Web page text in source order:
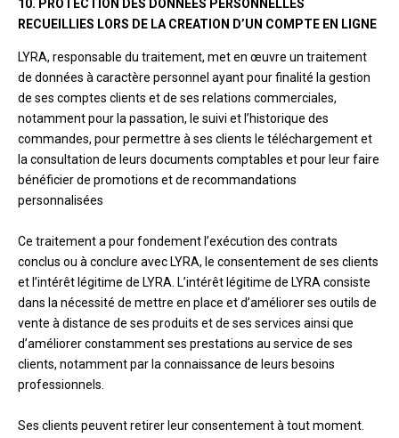
10. PROTECTION DES DONNÉES PERSONNELLES
RECUEILLIES LORS DE LA CREATION D’UN COMPTE EN LIGNE
LYRA, responsable du traitement, met en œuvre un traitement
de données à caractère personnel ayant pour finalité la gestion
de ses comptes clients et de ses relations commerciales,
notamment pour la passation, le suivi et l’historique des
commandes, pour permettre à ses clients le téléchargement et
la consultation de leurs documents comptables et pour leur faire
bénéficier de promotions et de recommandations
personnalisées
Ce traitement a pour fondement l’exécution des contrats
conclus ou à conclure avec LYRA, le consentement de ses clients
et l’intérêt légitime de LYRA. L’intérêt légitime de LYRA consiste
dans la nécessité de mettre en place et d’améliorer ses outils de
vente à distance de ses produits et de ses services ainsi que
d’améliorer constamment ses prestations au service de ses
clients, notamment par la connaissance de leurs besoins
professionnels.
Ses clients peuvent retirer leur consentement à tout moment.